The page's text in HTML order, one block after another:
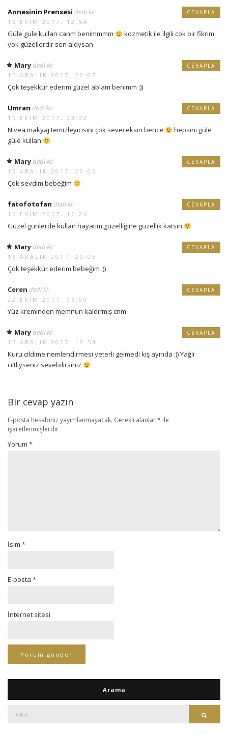
Annesinin Prensesi dedi ki:
15 EKIM 2017, 12:54
Güle güle kullan canm benimmmm
kozmetik ile ilgili cok bir fikrim
yok güzellerdir sen aldysan
CEVAPLA
Mary dedi ki:
15 ARALIK 2017, 20:07
Çok teşekkür ederim güzel ablam benimm :))
CEVAPLA
Umran dedi ki:
15 EKIM 2017, 23:32
Nivea makyaj temizleyicisini çok seveceksin bence
hepsini güle
güle kullan
CEVAPLA
Mary dedi ki:
15 ARALIK 2017, 20:06
Çok sevdim bebeğim
CEVAPLA
fatofotofan dedi ki:
16 EKIM 2017, 16:26
Güzel günlerde kullan hayatım,güzelliğine güzellik katsın
CEVAPLA
Mary dedi ki:
15 ARALIK 2017, 20:05
Çok teşekkür ederim bebeğim :))
CEVAPLA
Ceren dedi ki:
22 EKIM 2017, 06:00
Yüz kreminden memnun kaldırmış cnm
CEVAPLA
Mary dedi ki:
15 ARALIK 2017, 19:54
Kuru cildime nemlendirmesi yeterli gelmedi kış ayında :)) Yağlı
ciltliyseniz sevebilirsiniz
CEVAPLA
Bir cevap yazın
E-posta hesabınız yayımlanmayacak. Gerekli alanlar* ile
işaretlenmişlerdir
Yorum *
İsim *
E-posta *
İnternet sitesi
Arama